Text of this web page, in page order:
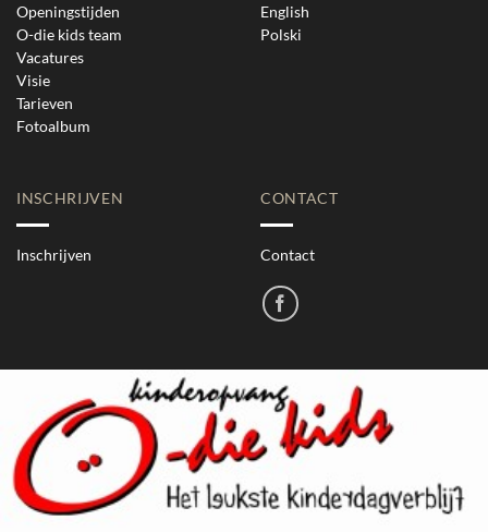
Openingstijden
O-die kids team
Vacatures
Visie
Tarieven
Fotoalbum
English
Polski
INSCHRIJVEN
Inschrijven
CONTACT
Contact